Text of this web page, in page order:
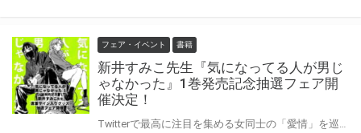
フェア・イベント 書籍
新井すみこ先生『気になってる人が男じ
ゃなかった』1巻発売記念抽選フェア開
催決定！